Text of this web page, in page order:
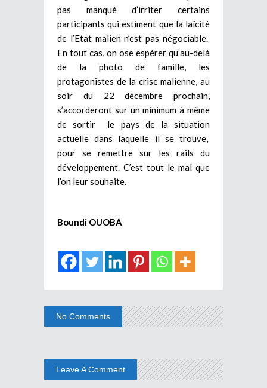
pas manqué d’irriter certains
participants qui estiment que la laïcité
de l’Etat malien n’est pas négociable.
En tout cas, on ose espérer qu’au-delà
de la photo de famille, les
protagonistes de la crise malienne, au
soir du 22 décembre prochain,
s’accorderont sur un minimum à même
de sortir le pays de la situation
actuelle dans laquelle il se trouve,
pour se remettre sur les rails du
développement. C’est tout le mal que
l’on leur souhaite.
Boundi OUOBA
No Comments
Leave A Comment